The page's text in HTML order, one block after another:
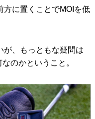
方に置くことでMOIを低
が、もっともな疑問は
のかということ。